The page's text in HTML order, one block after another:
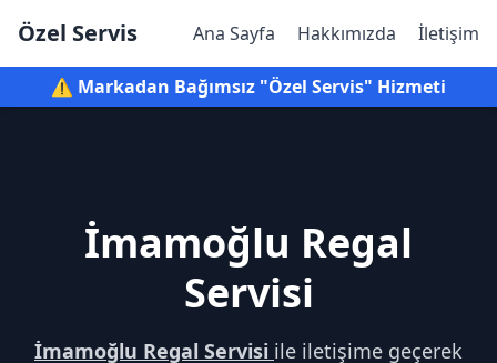
Özel Servis Ana Sayfa Hakkımızda İletişim
⚠️ Markadan Bağımsız "Özel Servis" Hizmeti
İmamoğlu Regal
Servisi
İmamoğlu Regal Servisi ile iletişime geçerek